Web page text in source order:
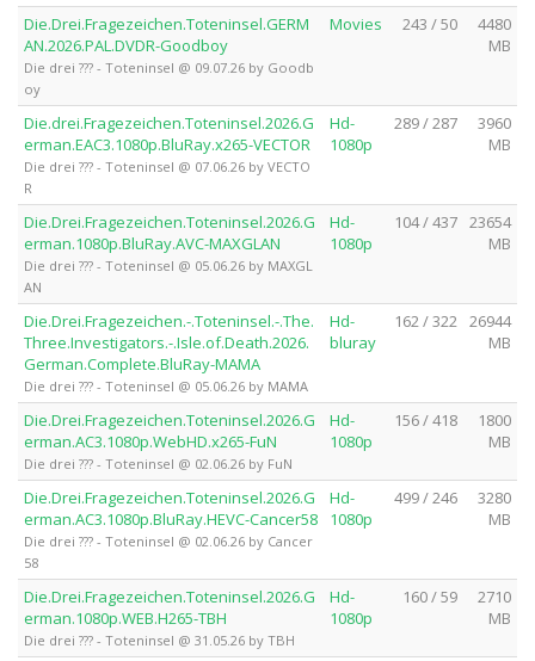
Die.Drei.Fragezeichen.Toteninsel.GERM
AN.2026.PAL.DVDR-Goodboy
Die drei ??? - Toteninsel @ 09.07.26 by Goodb
oy
Movies 243 / 50
4480
MB
Die.drei.Fragezeichen.Toteninsel.2026.G
erman.EAC3.1080p.BluRay.x265-VECTOR
Die drei ??? - Toteninsel @ 07.06.26 by VECTO
R
Hd-
1080p
289 / 287
3960
MB
Die.Drei.Fragezeichen.Toteninsel.2026.G
erman.1080p.BluRay.AVC-MAXGLAN
Die drei ??? - Toteninsel @ 05.06.26 by MAXGL
AN
Hd-
1080p
104 / 437 23654
MB
Die.Drei.Fragezeichen.-.Toteninsel.-.The.
Three.Investigators.-.Isle.of.Death.2026.
German.Complete.BluRay-MAMA
Die drei ??? - Toteninsel @ 05.06.26 by MAMA
Hd-
bluray
162 / 322 26944
MB
Die.Drei.Fragezeichen.Toteninsel.2026.G
erman.AC3.1080p.WebHD.x265-FuN
Die drei ??? - Toteninsel @ 02.06.26 by FuN
Hd-
1080p
156 / 418
1800
MB
Die.Drei.Fragezeichen.Toteninsel.2026.G
erman.AC3.1080p.BluRay.HEVC-Cancer58
Die drei ??? - Toteninsel @ 02.06.26 by Cancer
58
Hd-
1080p
499 / 246
3280
MB
Die.Drei.Fragezeichen.Toteninsel.2026.G
erman.1080p.WEB.H265-TBH
Die drei ??? - Toteninsel @ 31.05.26 by TBH
Hd-
1080p
160 / 59
2710
MB